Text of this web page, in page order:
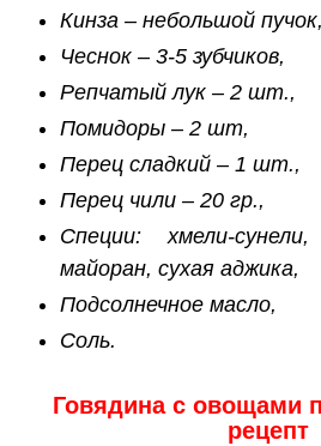
Кинза – небольшой пучок,
Чеснок – 3-5 зубчиков,
Репчатый лук – 2 шт.,
Помидоры – 2 шт,
Перец сладкий – 1 шт.,
Перец чили – 20 гр.,
Специи: хмели-
майоран, сухая аджика,
Подсолнечное масло,
Соль.
Говядина с овощами
рецепт